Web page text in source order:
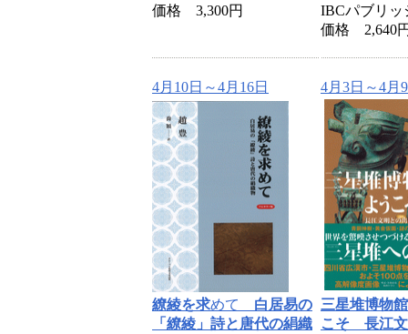
価格 3,300円
IBCパブリッ
価格 2,640
4月10日～4月16日 4月3日～4月
繚綾を求めて
白居易の
「繚綾」詩と唐代の絹織
三星堆博物
こそ 長江